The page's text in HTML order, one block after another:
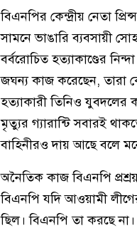
বিএনপির কেন্দ্রীয় নেতা
সামনে ভাঙারি ব্যবসায়ী
বর্বরোচিত হত্যাকাণ্ডের
জঘন্য কাজ করেছেন, তারা
হত্যাকারী তিনিও যুবদলের
মৃত্যুর গ্যারান্টি সবারই
বাহিনীরও দায় আছে বলে
অনৈতিক কাজ বিএনপি
বিএনপি যদি আওয়ামী
ছিল। বিএনপি তা করছে